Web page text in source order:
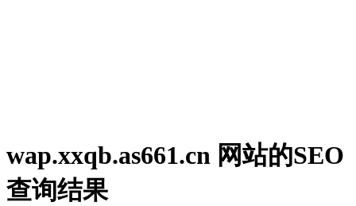
wap.xxqb.as661.cn 网站的SEO
查询结果